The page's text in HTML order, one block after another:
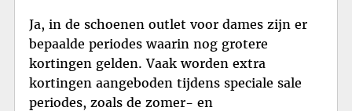
Ja, in de schoenen outlet voor dames zijn er
bepaalde periodes waarin nog grotere
kortingen gelden. Vaak worden extra
kortingen aangeboden tijdens speciale sale
periodes, zoals de zomer- en